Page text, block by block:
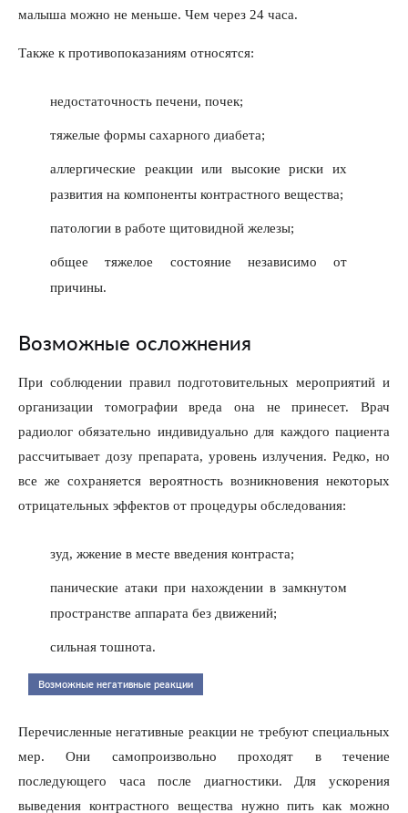
малыша можно не меньше. Чем через 24 часа.
Также к противопоказаниям относятся:
недостаточность печени, почек;
тяжелые формы сахарного диабета;
аллергические реакции или высокие риски их
развития на компоненты контрастного вещества;
патологии в работе щитовидной железы;
общее тяжелое состояние независимо от
причины.
Возможные осложнения
При соблюдении правил подготовительных мероприятий и
организации томографии вреда она не принесет. Врач
радиолог обязательно индивидуально для каждого пациента
рассчитывает дозу препарата, уровень излучения. Редко, но
все же сохраняется вероятность возникновения некоторых
отрицательных эффектов от процедуры обследования:
зуд, жжение в месте введения контраста;
панические атаки при нахождении в замкнутом
пространстве аппарата без движений;
сильная тошнота.
Возможные негативные реакции
Перечисленные негативные реакции не требуют специальных
мер. Они самопроизвольно проходят в течение
последующего часа после диагностики. Для ускорения
выведения контрастного вещества нужно пить как можно